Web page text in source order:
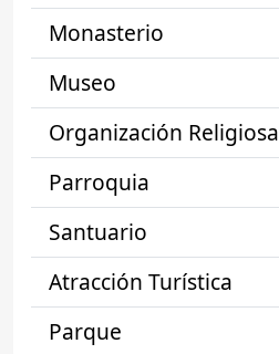
Monasterio
Museo
Organización Religiosa
Parroquia
Santuario
Atracción Turística
Parque